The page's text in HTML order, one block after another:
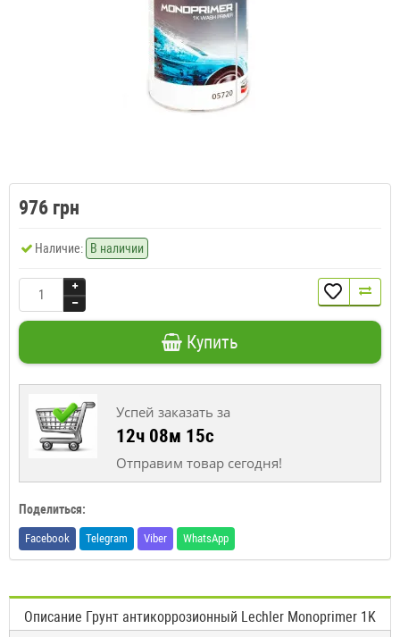
976 грн
Наличие: В наличии
Купить
Успей заказать за
12ч 08м 15с
Отправим товар сегодня!
Поделиться:
Facebook Telegram Viber WhatsApp
Описание Грунт антикоррозионный Lechler Monoprimer 1K